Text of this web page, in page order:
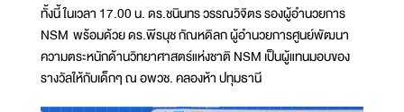
ทั้งนี้ ในเวลา 17.00 น. ดร.ชนินทร วรรณวิจิตร รองผู้อำนวยการ
NSM พร้อมด้วย ดร.พีรนุช กัณหดิลก ผู้อำนวยการศูนย์พัฒนา
ความตระหนักด้านวิทยาศาสตร์แห่งชาติ NSM เป็นผู้แทนมอบของ
รางวัลให้กับเด็กๆ ณ อพวช. คลองห้า ปทุมธานี